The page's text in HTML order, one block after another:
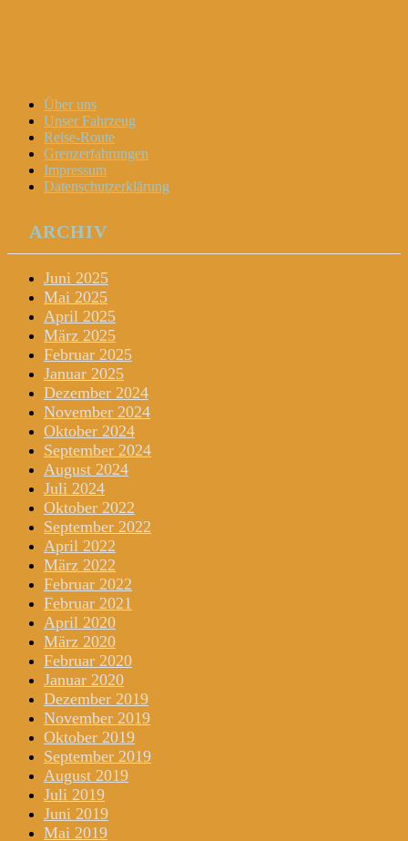
Menu
Widgets
Search
Skip
content
Über uns
Unser Fahrzeug
Reise-Route
Grenzerfahrungen
Impressum
Datenschutzerklärung
ARCHIV
Juni 2025
Mai 2025
April 2025
März 2025
Februar 2025
Januar 2025
Dezember 2024
November 2024
Oktober 2024
September 2024
August 2024
Juli 2024
Oktober 2022
September 2022
April 2022
März 2022
Februar 2022
Februar 2021
April 2020
März 2020
Februar 2020
Januar 2020
Dezember 2019
November 2019
Oktober 2019
September 2019
August 2019
Juli 2019
Juni 2019
Mai 2019